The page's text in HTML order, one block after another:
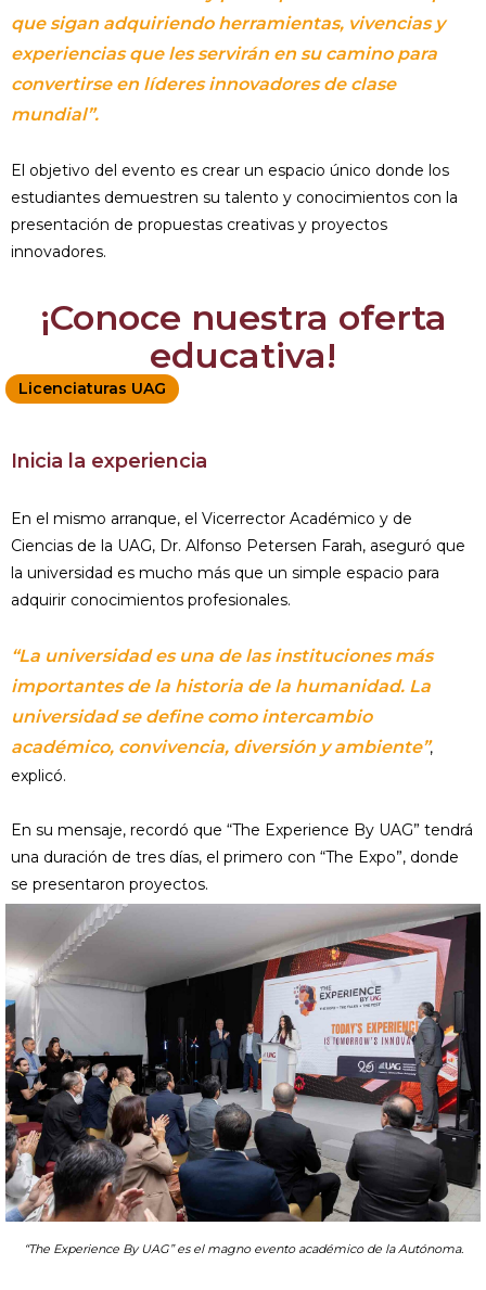
que sigan adquiriendo herramientas, vivencias y
experiencias que les servirán en su camino para
convertirse en líderes innovadores de clase
mundial”.
El objetivo del evento es crear un espacio único donde los
estudiantes demuestren su talento y conocimientos con la
presentación de propuestas creativas y proyectos
innovadores.
¡Conoce nuestra oferta
educativa!
Licenciaturas UAG
Inicia la experiencia
En el mismo arranque, el Vicerrector Académico y de
Ciencias de la UAG, Dr. Alfonso Petersen Farah, aseguró que
la universidad es mucho más que un simple espacio para
adquirir conocimientos profesionales.
“La universidad es una de las instituciones más
importantes de la historia de la humanidad. La
universidad se define como intercambio
académico, convivencia, diversión y ambiente”,
explicó.
En su mensaje, recordó que “The Experience By UAG” tendrá
una duración de tres días, el primero con “The Expo”, donde
se presentaron proyectos.
“The Experience By UAG” es el magno evento académico de la Autónoma.